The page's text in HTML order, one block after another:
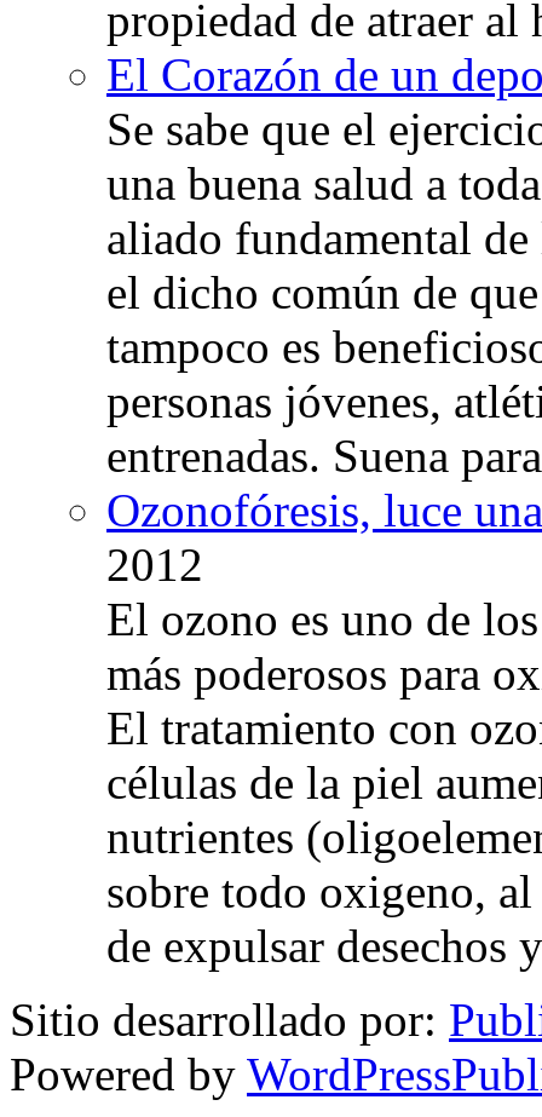
propiedad de atraer
El Corazón de un
Se sabe que el
una buena salud a
aliado fundamental
el dicho común de
tampoco es
personas jóvenes,
entrenadas. Suena
Ozonofóresis, luce
2012
El ozono es uno de
más poderosos para
El tratamiento con
células de la piel
nutrientes
sobre todo oxigeno,
de expulsar
Sitio desarrollado por:
Powered by